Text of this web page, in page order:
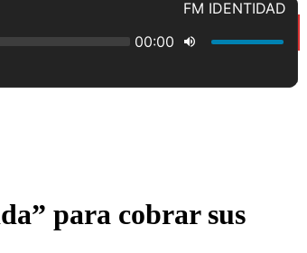
para cobrar sus